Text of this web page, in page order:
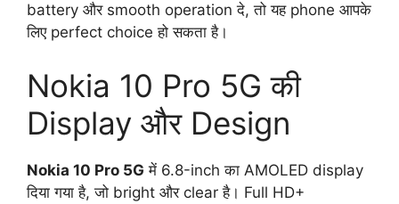
battery और smooth operation दे, तो यह phone आपके
लिए perfect choice हो सकता है।
Nokia 10 Pro 5G की
Display और Design
Nokia 10 Pro 5G में 6.8-inch का AMOLED display
दिया गया है, जो bright और clear है। Full HD+